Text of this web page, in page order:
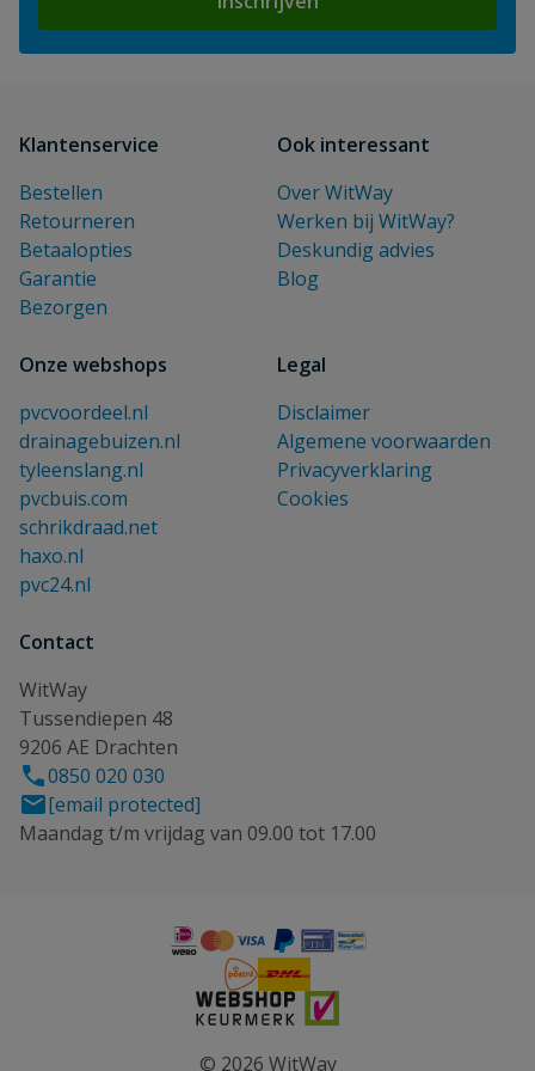
Klantenservice
Bestellen
Retourneren
Betaalopties
Garantie
Bezorgen
Ook interessant
Over WitWay
Werken bij WitWay?
Deskundig advies
Blog
Onze webshops
pvcvoordeel.nl
drainagebuizen.nl
tyleenslang.nl
pvcbuis.com
schrikdraad.net
haxo.nl
pvc24.nl
Legal
Disclaimer
Algemene voorwaarden
Privacyverklaring
Cookies
Contact
WitWay
Tussendiepen 48
9206 AE Drachten
0850 020 030
[email protected]
Maandag t/m vrijdag van 09.00 tot 17.00
© 2026 WitWay